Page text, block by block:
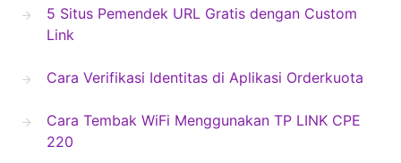
5 Situs Pemendek URL Gratis dengan Custom
Link
Cara Verifikasi Identitas di Aplikasi Orderkuota
Cara Tembak WiFi Menggunakan TP LINK CPE
220